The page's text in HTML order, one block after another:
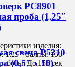
РС8901
проба (1,25″
изделия:
1.25 " Залпы: 150
До 155 сек
свеча Р5310
(0,5″ х 10)